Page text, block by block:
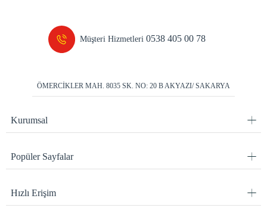
Müşteri Hizmetleri0538 405 00 78
ÖMERCİKLER MAH. 8035 SK. NO: 20 B AKYAZI/ SAKARYA
Kurumsal
Popüler Sayfalar
Hızlı Erişim